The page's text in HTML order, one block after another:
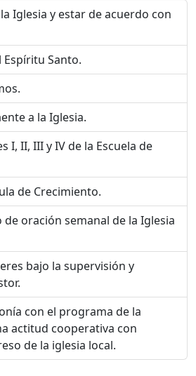
Iglesia y estar de acuerdo con
Espíritu Santo.
a la Iglesia.
I, II, III y IV de la Escuela de
de Crecimiento.
de oración semanal de la Iglesia
bajo la supervisión y
con el programa de la
actitud cooperativa con
de la iglesia local.